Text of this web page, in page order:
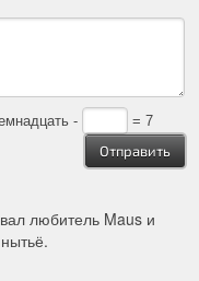
- = 7
любитель Maus и